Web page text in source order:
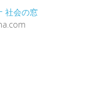
社会の窓